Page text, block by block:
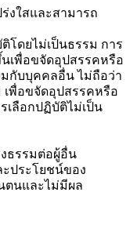
งใสและสามารถ
โดยไม่เป็นธรรม การ
เพื่อขจัดอุปสรรคหรือ
มกับบุคคลอื่น ไม่ถือว่า
เพื่อขจัดอุปสรรคหรือ
เลือกปฏิบัติไม่เป็น
ธรรมต่อผู้อื่น
ประโยชน์ของ
ตนและไม่มีผล